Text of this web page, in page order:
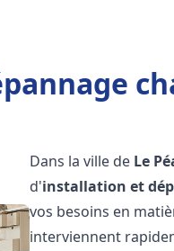
Dans la ville de Le
d'installation et
vos besoins en
interviennent